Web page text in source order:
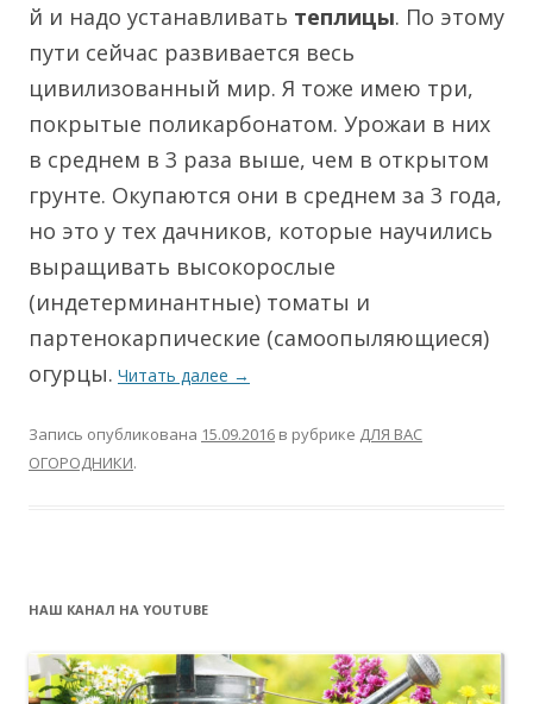
й и надо устанавливать теплицы. По этому
пути сейчас развивается весь
цивилизованный мир. Я тоже имею три,
покрытые поликарбонатом. Урожаи в них
в среднем в 3 раза выше, чем в открытом
грунте. Окупаются они в среднем за 3 года,
но это у тех дачников, которые научились
выращивать высокорослые
(индетерминантные) томаты и
партенокарпические (самоопыляющиеся)
огурцы. Читать далее →
Запись опубликована 15.09.2016 в рубрике ДЛЯ ВАС
ОГОРОДНИКИ.
НАШ КАНАЛ НА YOUTUBE